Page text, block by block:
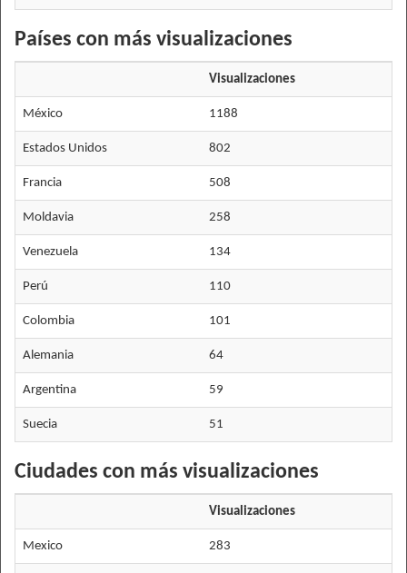
Países con más visualizaciones
Visualizaciones
México 1188
Estados Unidos 802
Francia 508
Moldavia 258
Venezuela 134
Perú 110
Colombia 101
Alemania 64
Argentina 59
Suecia 51
Ciudades con más visualizaciones
Visualizaciones
Mexico 283